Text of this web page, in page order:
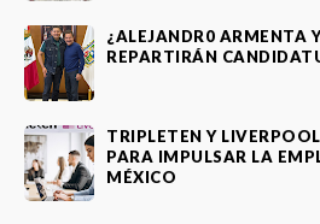
¿ALEJANDR0 ARMENTA
REPARTIRÁN
TRIPLETEN Y
PARA IMPULSAR LA
MÉXICO